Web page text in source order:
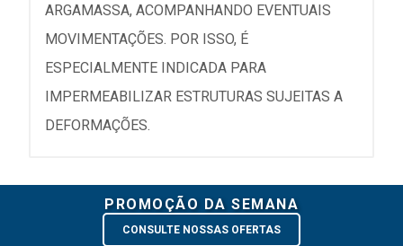
ARGAMASSA, ACOMPANHANDO EVENTUAIS
MOVIMENTAÇÕES. POR ISSO, É
ESPECIALMENTE INDICADA PARA
IMPERMEABILIZAR ESTRUTURAS SUJEITAS A
DEFORMAÇÕES.
PROMOÇÃO DA SEMANA
CONSULTE NOSSAS OFERTAS